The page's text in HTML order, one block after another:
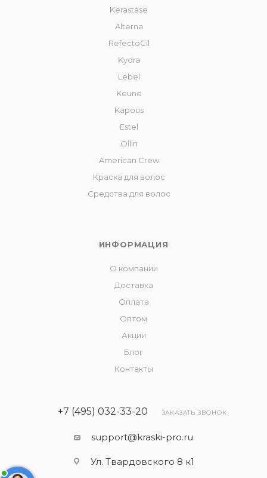
Kerastase
Alterna
RefectoCil
Kydra
Lebel
Keune
Kapous
Estel
Ollin
American Crew
Краска для волос
Средства для волос
ИНФОРМАЦИЯ
О компании
Доставка
Оплата
Оптом
Акции
Блог
Контакты
+7 (495) 032-33-20 ЗАКАЗАТЬ ЗВОНОК
support@kraski-pro.ru
Ул. Твардовского 8 к1